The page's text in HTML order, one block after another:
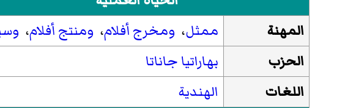
المهنة
ممثل، ومخرج أفلام، ومنتج أفلام،
الحزب
بهاراتيا جاناتا
اللغات
الهندية